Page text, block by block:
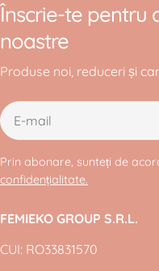
FEMIEKO GROUP S.R.L.
CUI: RO33831570
Înscrie-te pentru
noastre
Produse noi, reduceri și
E-
mail
Prin abonare, sunteți de
confidențialitate.